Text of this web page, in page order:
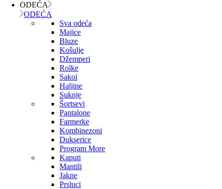
ODEĆA
ODEĆA
Sva odeća
Majice
Bluze
Košulje
Džemperi
Rolke
Sakoi
Haljine
Suknje
Šortsevi
Pantalone
Farmerke
Kombinezoni
Dukserice
Program More
Kaputi
Mantili
Jakne
Prsluci